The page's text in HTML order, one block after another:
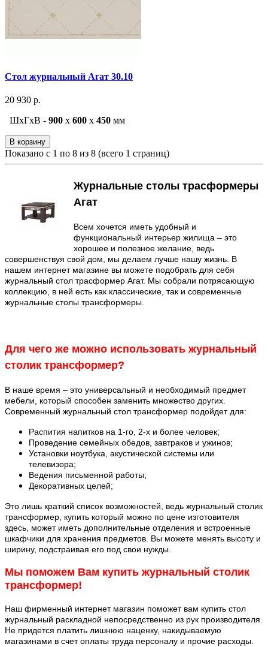
Стол журнальный Агат 30.10
20 930 р.
ШxГxВ - 900 x 600 x 450 мм
В корзину
Показано с 1 по 8 из 8 (всего 1 страниц)
Журнальные столы трасформеры
Агат
Всем хочется иметь удобный и
функциональный интерьер жилища – это
хорошее и полезное желание, ведь
совершенствуя свой дом, мы делаем лучше нашу жизнь. В
нашем интернет магазине вы можете подобрать для себя
журнальный стол трасформер Агат. Мы собрали потрясающую
коллекцию, в ней есть как классические, так и современные
журнальные столы трансформеры.
Для чего же можно использовать журнальный
столик трансформер?
В наше время – это универсальный и необходимый предмет
мебели, который способен заменить множество других.
Современный журнальный стол трансформер подойдет для:
Распития напитков на 1-го, 2-х и более человек;
Проведение семейных обедов, завтраков и ужинов;
Установки ноутбука, акустической системы или
телевизора;
Ведения письменной работы;
Декоративных целей;
Это лишь краткий список возможностей, ведь журнальный столик
трансформер, купить который можно по цене изготовителя
здесь, может иметь дополнительные отделения и встроенные
шкафчики для хранения предметов. Вы можете менять высоту и
ширину, подстраивая его под свои нужды.
Мы поможем Вам купить журнальный столик
трансформер!
Наш фирменный интернет магазин поможет вам купить стол
журнальный раскладной непосредственно из рук производителя.
Не придется платить лишнюю наценку, накидываемую
магазинами в счет оплаты труда персоналу и прочие расходы.